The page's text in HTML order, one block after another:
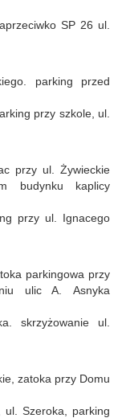
SP 26 ul.
parking przed
przy szkole, ul.
przy ul. Żywieckie
budynku kaplicy
przy ul. Ignacego
parkingowa przy
ulic A. Asnyka
skrzyżowanie ul.
zatoka przy Domu
ul. Szeroka, parking